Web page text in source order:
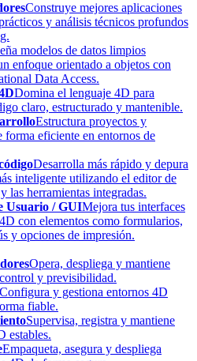
Construye mejores aplicaciones
y análisis técnicos profundos
modelos de datos limpios
enfoque orientado a objetos con
Data Access.
Domina el lenguaje 4D para
claro, estructurado y mantenible.
Estructura proyectos y
forma eficiente en entornos de
Desarrolla más rápido y depura
inteligente utilizando el editor de
las herramientas integradas.
Usuario / GUIMejora tus interfaces
con elementos como formularios,
y opciones de impresión.
Opera, despliega y mantiene
y previsibilidad.
Configura y gestiona entornos 4D
fiable.
Supervisa, registra y mantiene
estables.
Empaqueta, asegura y despliega